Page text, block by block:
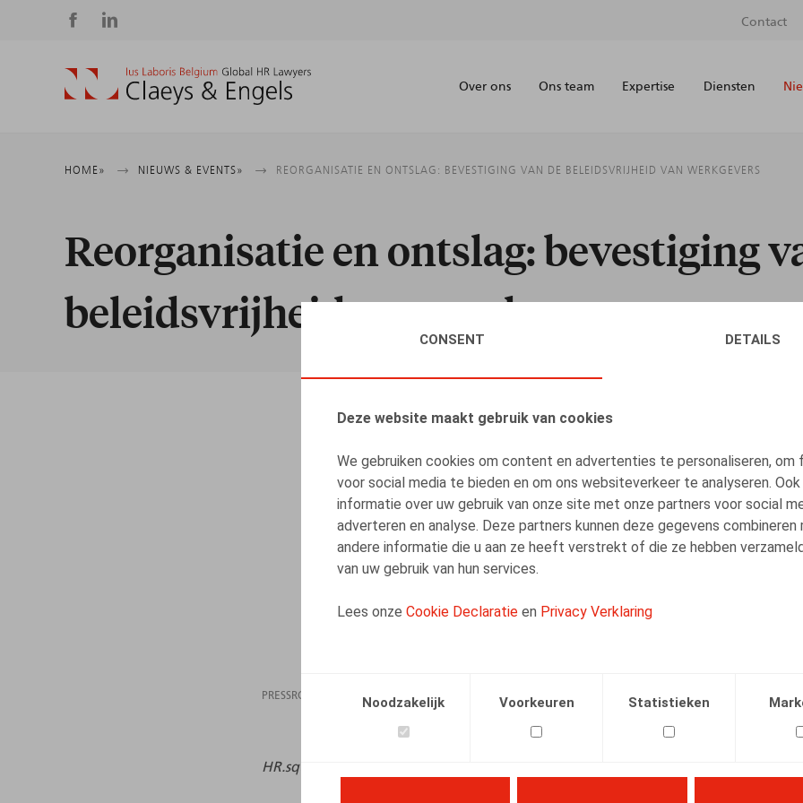
CONSENT DETAILS
Deze website maakt gebruik van cookies
We gebruiken cookies om content en advertenties te personaliseren, om
voor social media te bieden en om ons websiteverkeer te analyseren.
informatie over uw gebruik van onze site met onze partners voor social
adverteren en analyse. Deze partners kunnen deze gegevens combineren
andere informatie die u aan ze heeft verstrekt of die ze hebben
van uw gebruik van hun services.
Lees onze Cookie Declaratie en Privacy Verklaring
Noodzakelijk Voorkeuren Statistieken
Social
media
Contact
Over ons Ons team Expertise Diensten
Kruimelpad
HOME NIEUWS & EVENTS REORGANISATIE EN ONTSLAG: BEVESTIGING VAN DE BELEIDSVRIJHEID VAN WERKGEVERS
Reorganisatie en ontslag: bevestiging
beleidsvrijheid van werkgevers
PRESSROOM 08.08.2025
HR.square (online),
Lucas De Vooght